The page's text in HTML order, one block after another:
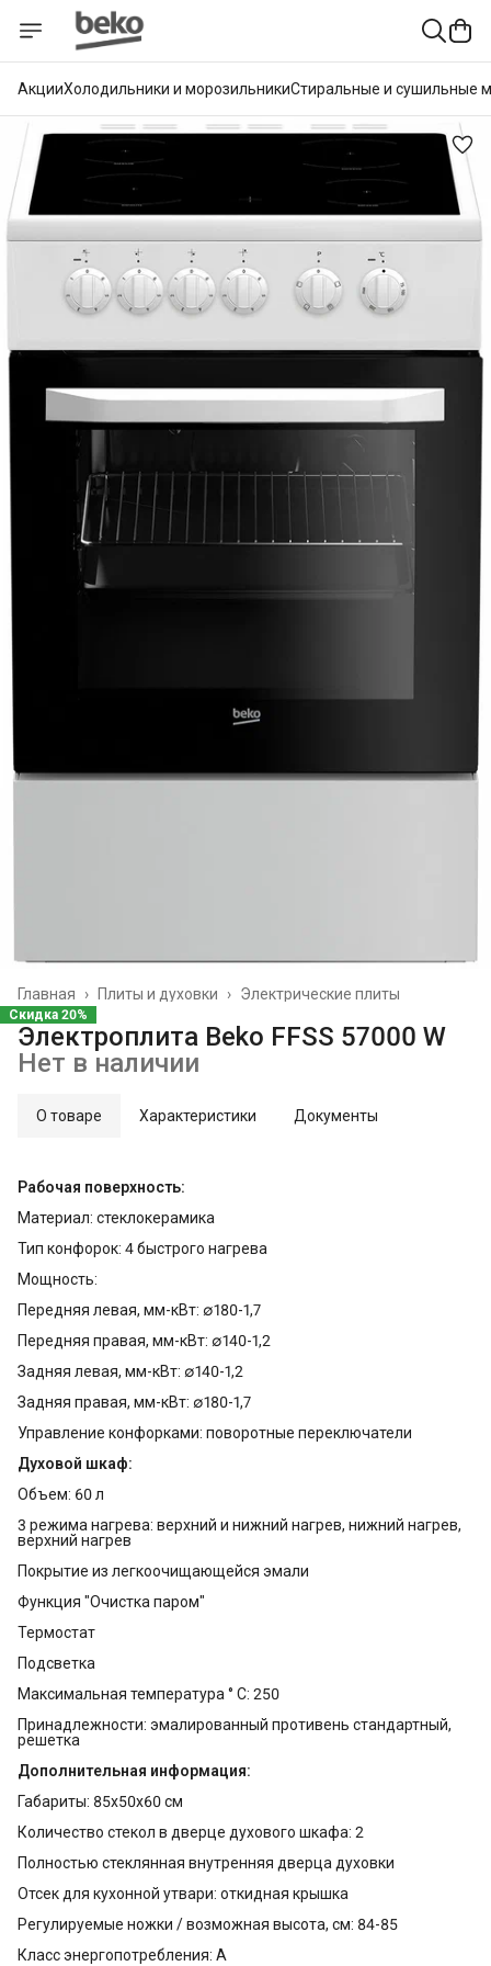
АкцииХолодильники и морозильникиСтиральные и сушильные
Электрические плиты
Плиты и духовки ›
Главная ›
Скидка 20%
Электроплита Beko FFSS 57000 W
Нет в наличии
О товаре Характеристики Документы
Рабочая поверхность:
Материал: стеклокерамика
Тип конфорок: 4 быстрого нагрева
Мощность:
Передняя левая, мм-кВт: ∅180-1,7
Передняя правая, мм-кВт: ∅140-1,2
Задняя левая, мм-кВт: ∅140-1,2
Задняя правая, мм-кВт: ∅180-1,7
Управление конфорками: поворотные переключатели
Духовой шкаф:
Объем: 60 л
3 режима нагрева: верхний и нижний нагрев, нижний нагрев,
верхний нагрев
Покрытие из легкоочищающейся эмали
Функция "Очистка паром"
Термостат
Подсветка
Максимальная температура ° С: 250
Принадлежности: эмалированный противень стандартный,
решетка
Дополнительная информация:
Габариты: 85x50х60 см
Количество стекол в дверце духового шкафа: 2
Полностью стеклянная внутренняя дверца духовки
Отсек для кухонной утвари: откидная крышка
Регулируемые ножки / возможная высота, см: 84-85
Класс энергопотребления: A